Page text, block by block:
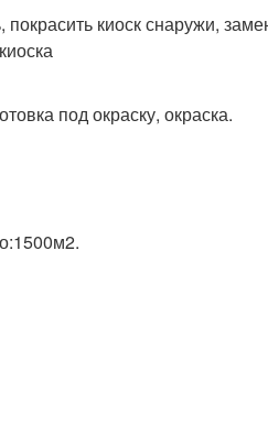
киоск снаружи,
под окраску, окраска.